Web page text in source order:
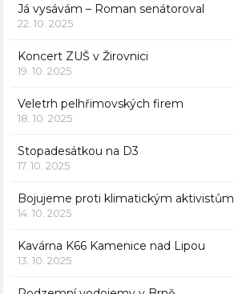
Já vysávám – Roman senátoroval
22. 10. 2025
Koncert ZUŠ v Žirovnici
19. 10. 2025
Veletrh pelhřimovských firem
18. 10. 2025
Stopadesátkou na D3
17. 10. 2025
Bojujeme proti klimatickým aktivistům
14. 10. 2025
Kavárna K66 Kamenice nad Lipou
13. 10. 2025